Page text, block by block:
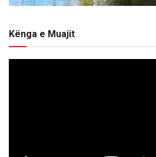
Kënga e Muajit